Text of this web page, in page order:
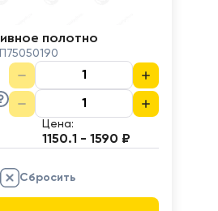
полотно
Цена:
1150.1 - 1590 ₽
Сбросить